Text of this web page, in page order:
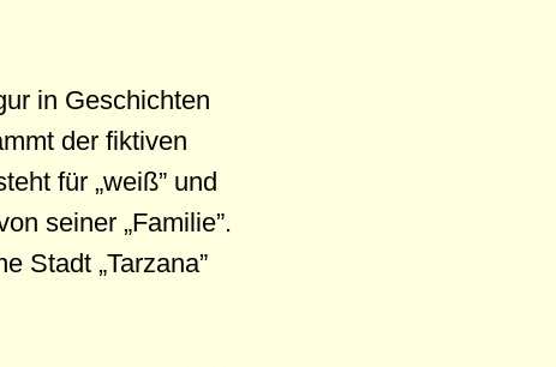
in Geschichten
der fiktiven
für „weiß” und
seiner „Familie”.
Stadt „Tarzana”